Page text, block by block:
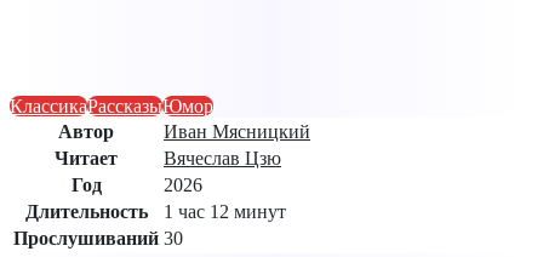
КлассикаРассказыЮмор
Автор
Иван Мясницкий
Читает
Вячеслав Цзю
Год
2026
Длительность
1 час 12 минут
Прослушиваний 30